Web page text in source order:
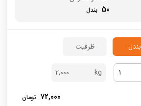
50
بندل ظرفیت
2,000
72,000